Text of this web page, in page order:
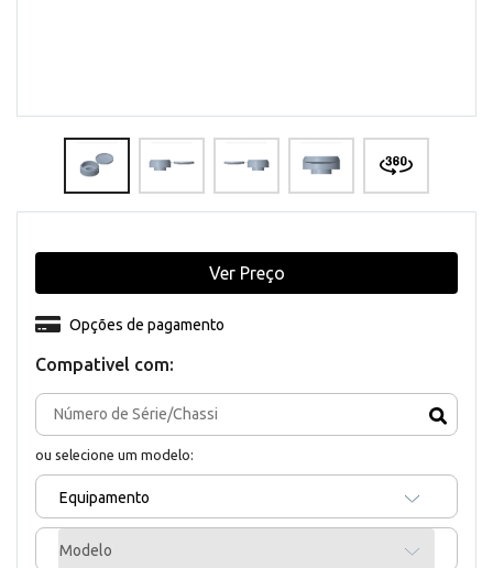
Compativel com:
ou selecione um modelo:
Equipamento
Modelo
Opções de pagamento
Ver Preço